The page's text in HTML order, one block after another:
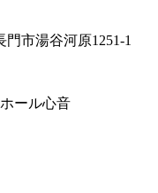
門市湯谷河原1251-1